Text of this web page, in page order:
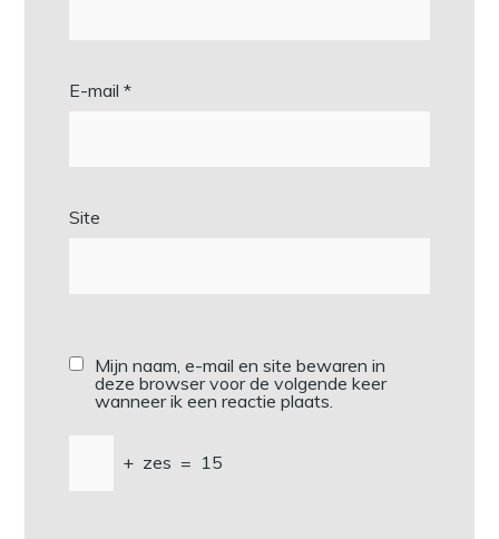
E-mail*
Site
Mijn naam, e-mail en site bewaren in
deze browser voor de volgende keer
wanneer ik een reactie plaats.
+ zes = 15